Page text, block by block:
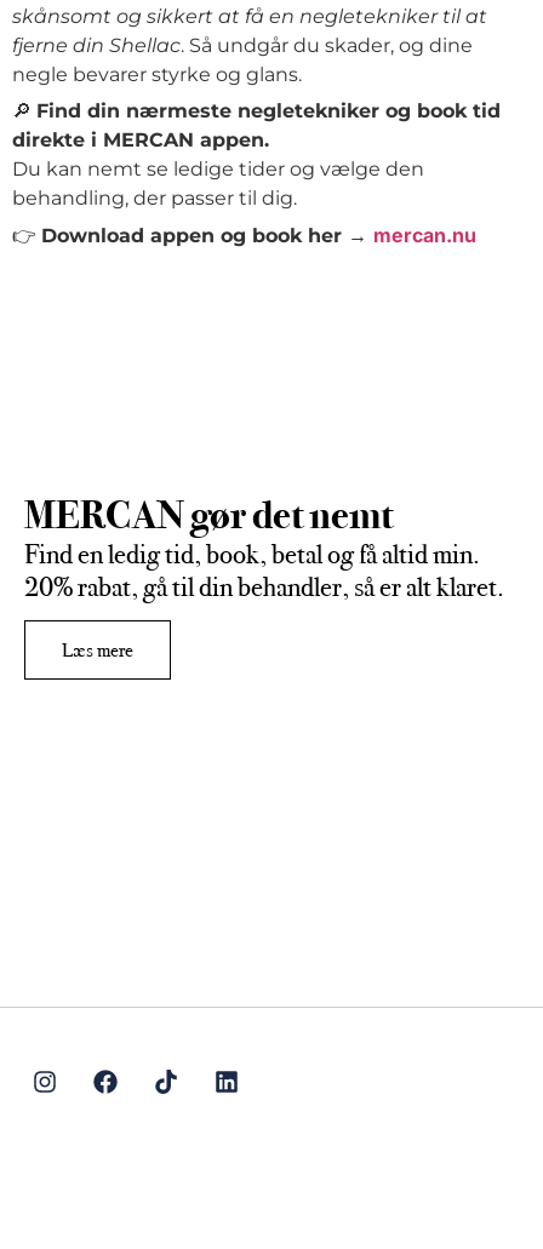
skånsomt og sikkert at få en negletekniker til at
fjerne din Shellac. Så undgår du skader, og dine
negle bevarer styrke og glans.
🔎 Find din nærmeste negletekniker og book tid
direkte i MERCAN appen.
Du kan nemt se ledige tider og vælge den
behandling, der passer til dig.
👉 Download appen og book her → mercan.nu
MERCAN gør det nemt
Find en ledig tid, book, betal og få altid min.
20% rabat, gå til din behandler, så er alt klaret.
Læs mere